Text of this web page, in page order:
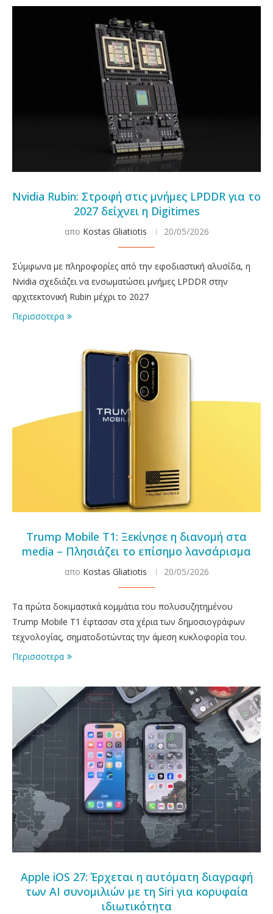
Nvidia Rubin: Στροφή στις μνήμες LPDDR για το
2027 δείχνει η Digitimes
απο Kostas Gliatiotis 20/05/2026
Σύμφωνα με πληροφορίες από την εφοδιαστική αλυσίδα, η
Nvidia σχεδιάζει να ενσωματώσει μνήμες LPDDR στην
αρχιτεκτονική Rubin μέχρι το 2027
Περισσοτερα
Trump Mobile T1: Ξεκίνησε η διανομή στα
media – Πλησιάζει το επίσημο λανσάρισμα
απο Kostas Gliatiotis 20/05/2026
Τα πρώτα δοκιμαστικά κομμάτια του πολυσυζητημένου
Trump Mobile T1 έφτασαν στα χέρια των δημοσιογράφων
τεχνολογίας, σηματοδοτώντας την άμεση κυκλοφορία του.
Περισσοτερα
Apple iOS 27: Έρχεται η αυτόματη διαγραφή
των AI συνομιλιών με τη Siri για κορυφαία
ιδιωτικότητα